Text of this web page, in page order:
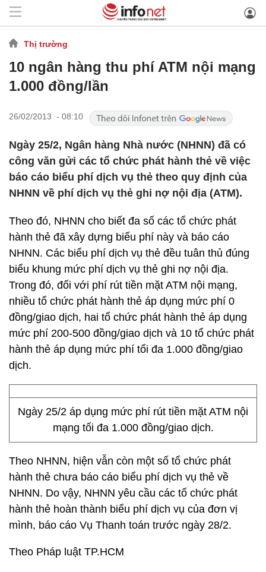
Thị trường
10 ngân hàng thu phí ATM nội mạng
1.000 đồng/lần
26/02/2013 - 08:10
Ngày 25/2, Ngân hàng Nhà nước (NHNN) đã có
công văn gửi các tổ chức phát hành thẻ về việc
báo cáo biểu phí dịch vụ thẻ theo quy định của
NHNN về phí dịch vụ thẻ ghi nợ nội địa (ATM).
Theo đó, NHNN cho biết đa số các tổ chức phát
hành thẻ đã xây dựng biểu phí này và báo cáo
NHNN. Các biểu phí dịch vụ thẻ đều tuân thủ đúng
biểu khung mức phí dịch vụ thẻ ghi nợ nội địa.
Trong đó, đối với phí rút tiền mặt ATM nội mạng,
nhiều tổ chức phát hành thẻ áp dụng mức phí 0
đồng/giao dịch, hai tổ chức phát hành thẻ áp dụng
mức phí 200-500 đồng/giao dịch và 10 tổ chức phát
hành thẻ áp dụng mức phí tối đa 1.000 đồng/giao
dịch.
Ngày 25/2 áp dụng mức phí rút tiền mặt ATM nội
mạng tối đa 1.000 đồng/giao dịch.
Theo NHNN, hiện vẫn còn một số tổ chức phát
hành thẻ chưa báo cáo biểu phí dịch vụ thẻ về
NHNN. Do vậy, NHNN yêu cầu các tổ chức phát
hành thẻ hoàn thành biểu phí dịch vụ của đơn vị
mình, báo cáo Vụ Thanh toán trước ngày 28/2.
Theo Pháp luật TP.HCM